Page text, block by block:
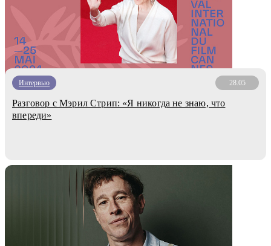
Интервью 28.05
Разговор с Мэрил Стрип: «Я никогда не знаю, что
впереди»